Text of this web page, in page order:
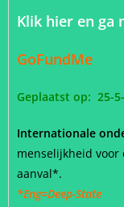
Klik hier en ga
GoFundMe
Geplaatst op: 25-5-
Internationale
menselijkheid voor
aanval*.
*Eng=Deep-State